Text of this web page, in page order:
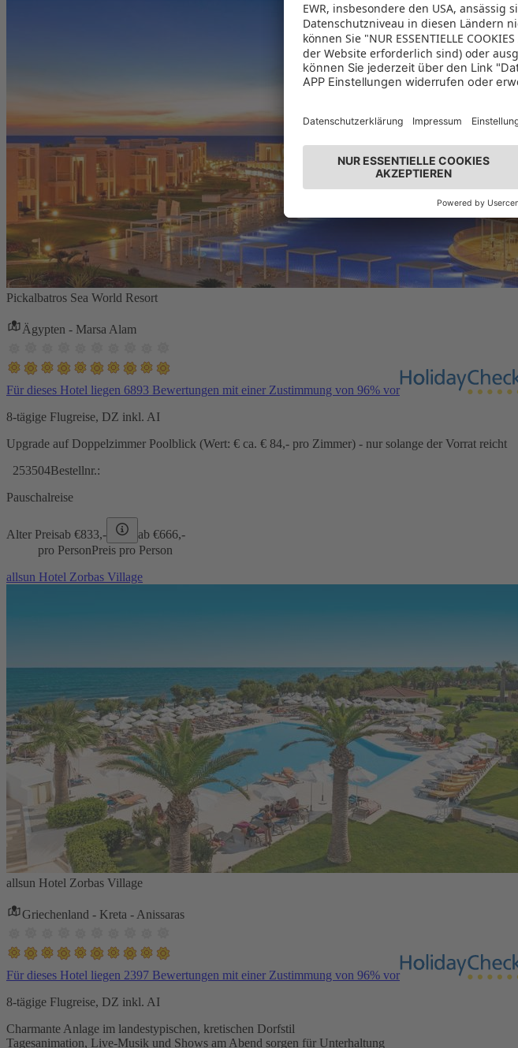
Pickalbatros Sea World Resort
Ägypten - Marsa Alam
Für dieses Hotel liegen 6893 Bewertungen mit einer Zustimmung von 96% vor
8-tägige Flugreise, DZ inkl. AI
Upgrade auf Doppelzimmer Poolblick (Wert: € ca. € 84,- pro Zimmer) - nur solange der Vorrat reicht
253504Bestellnr.:
Pauschalreise
Alter Preisab €833,- ab €666,-
pro PersonPreis pro Person
allsun Hotel Zorbas Village
allsun Hotel Zorbas Village
Griechenland - Kreta - Anissaras
Für dieses Hotel liegen 2397 Bewertungen mit einer Zustimmung von 96% vor
8-tägige Flugreise, DZ inkl. AI
Charmante Anlage im landestypischen, kretischen Dorfstil
Tagesanimation, Live-Musik und Shows am Abend sorgen für Unterhaltung